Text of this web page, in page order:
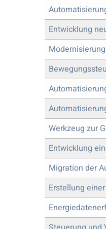
Entwicklung
Werkzeug zur
Entwicklung
Migration der
Erstellung